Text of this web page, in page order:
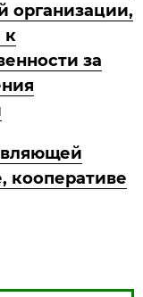
организации,
к
за
кооперативе